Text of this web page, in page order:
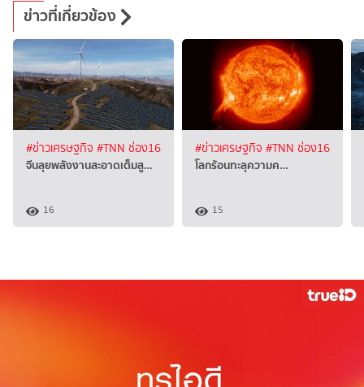
ข่าวที่เกี่ยวข้อง
#ข่าวเศรษฐกิจ #TNN ช่อง16
จีนลุยพลังงานสะอาดเต็มสู…
16
#ข่าวเศรษฐกิจ #TNN ช่อง16
โลกร้อนทะลุความค…
15